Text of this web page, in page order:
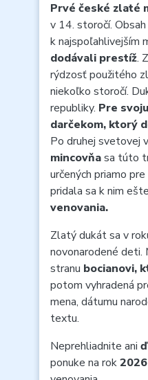
Prvé české zlaté
v 14. storočí.
k najspoľahlivejším
dodávali prestíž.
rýdzosť použitého
niekoľko storočí.
republiky. Pre
darčekom, ktorý
Po druhej svetovej
mincovňasa túto
určených priamo
pridala sa k nim ešte
venovania.
Zlatý dukát sa v
novonarodené deti.
stranu bocianovi,
potom vyhradená
mena, dátumu
textu.
Neprehliadnite ani
ponuke na rok2026